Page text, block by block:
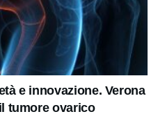
e innovazione. Verona
tumore ovarico